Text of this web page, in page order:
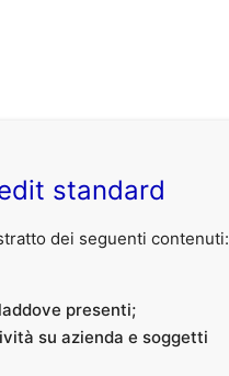
standard
dei seguenti contenuti:
presenti;
su azienda e soggetti